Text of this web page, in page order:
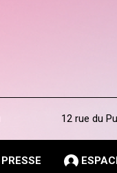
12 rue du
PRESSE